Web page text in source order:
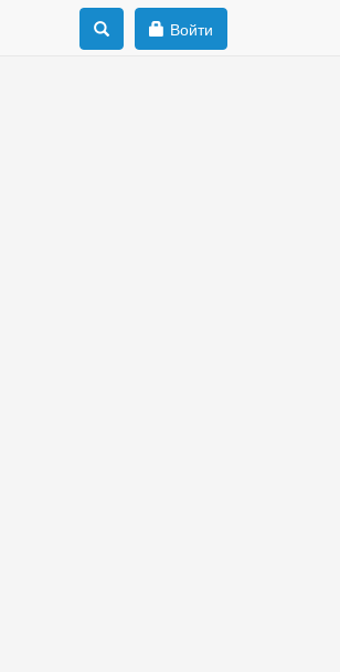
Войти